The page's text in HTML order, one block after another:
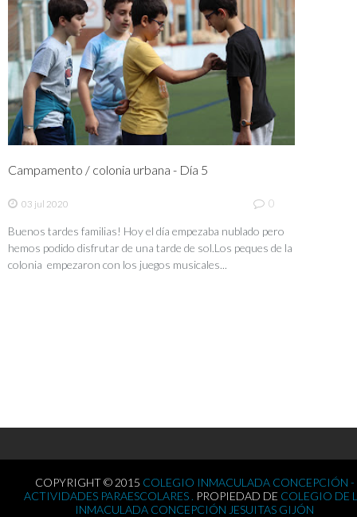
Campamento / colonia urbana - Día 5
03 jul 2020 0
Buenos tardes familias! Hoy el día empezaba nublado pero
hemos podido disfrutar de una tarde de sol.Los peques de la
colonia empezaron con los juegos musicales...
COPYRIGHT © 2015 COLEGIO INMACULADA CONCEPCIÓN -
ACTIVIDADES PARAESCOLARES . PROPIEDAD DE COLEGIO DE
INMACULADA CONCEPCIÓN JESUITAS GIJÓN